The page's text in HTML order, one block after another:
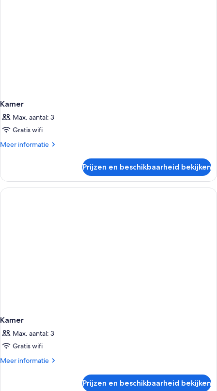
Kamer
Max. aantal: 3
Gratis wifi
Meer informatie
Meer
Prijzen en beschikbaarheid bekijken
Kamer
Max. aantal: 3
Gratis wifi
Meer informatie
Meer
Prijzen en beschikbaarheid bekijken